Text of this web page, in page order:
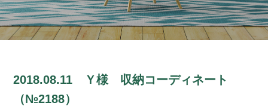
2018.08.11 Ｙ様 収納コーディネート
（№2188）